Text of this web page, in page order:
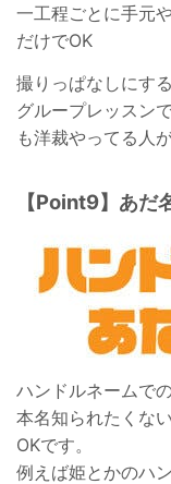
一工程ごとに手元
だけでOK
撮りっぱなしにす
グループレッスン
も洋裁やってる人
【Point9】あだ
ハンドルネームで
本名知られたくな
OKです。
例えば姫とかのハ